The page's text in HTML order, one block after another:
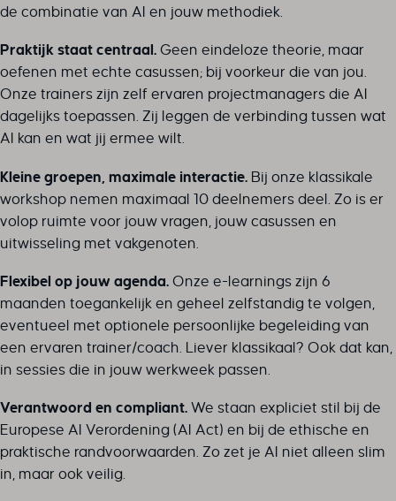
de combinatie van AI en jouw methodiek.
Praktijk staat centraal. Geen eindeloze theorie, maar
oefenen met echte casussen; bij voorkeur die van jou.
Onze trainers zijn zelf ervaren projectmanagers die AI
dagelijks toepassen. Zij leggen de verbinding tussen wat
AI kan en wat jij ermee wilt.
Kleine groepen, maximale interactie. Bij onze klassikale
workshop nemen maximaal 10 deelnemers deel. Zo is er
volop ruimte voor jouw vragen, jouw casussen en
uitwisseling met vakgenoten.
Flexibel op jouw agenda. Onze e-learnings zijn 6
maanden toegankelijk en geheel zelfstandig te volgen,
eventueel met optionele persoonlijke begeleiding van
een ervaren trainer/coach. Liever klassikaal? Ook dat kan,
in sessies die in jouw werkweek passen.
Verantwoord en compliant. We staan expliciet stil bij de
Europese AI Verordening (AI Act) en bij de ethische en
praktische randvoorwaarden. Zo zet je AI niet alleen slim
in, maar ook veilig.